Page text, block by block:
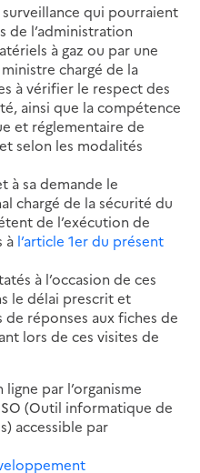
qui pourraient
de l’administration
à gaz ou par une
chargé de la
à vérifier le respect des
ainsi que la compétence
et réglementaire de
selon les modalités
à sa demande le
chargé de la sécurité du
de l’exécution de
à l’article 1er du présent
à l’occasion de ces
le délai prescrit et
réponses aux fiches de
lors de ces visites de
par l’organisme
(Outil informatique de
accessible par